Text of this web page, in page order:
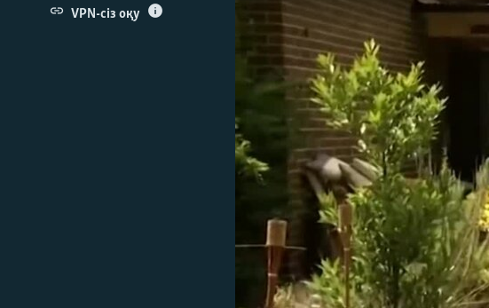
АРНАЙЫ ЖОБАЛАР
VPN-сіз оқу